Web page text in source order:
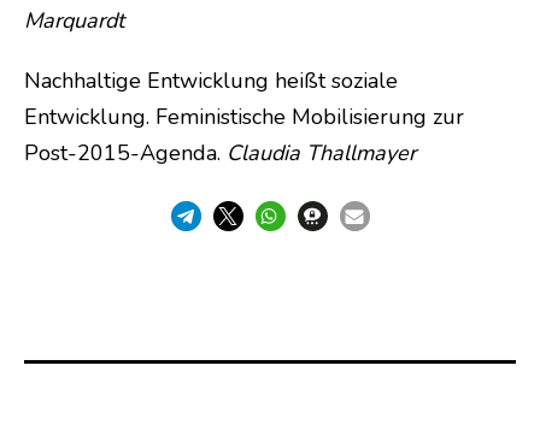
Marquardt
Nachhaltige Entwicklung heißt soziale
Entwicklung. Feministische Mobilisierung zur
Post-2015-Agenda. Claudia Thallmayer